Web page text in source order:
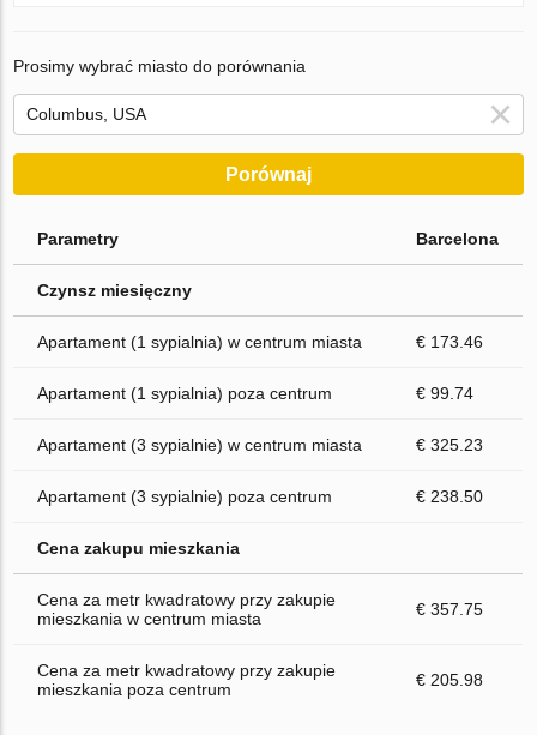
Prosimy wybrać miasto do porównania
Porównaj
Parametry Barcelona
Czynsz miesięczny
Apartament (1 sypialnia) w centrum miasta € 173.46
Apartament (1 sypialnia) poza centrum € 99.74
Apartament (3 sypialnie) w centrum miasta € 325.23
Apartament (3 sypialnie) poza centrum € 238.50
Cena zakupu mieszkania
Cena za metr kwadratowy przy zakupie
mieszkania w centrum miasta
€ 357.75
Cena za metr kwadratowy przy zakupie
mieszkania poza centrum
€ 205.98